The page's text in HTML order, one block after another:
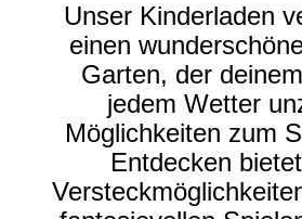
Unser Kinderladen
einen
Garten, der
jedem Wetter
Möglichkeiten zum
Entdecken